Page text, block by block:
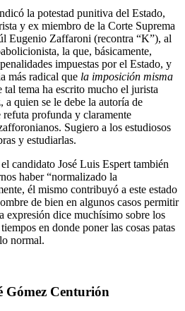
la potestad punitiva del Estado,
y ex miembro de la Corte Suprema
Eugenio Zaffaroni (recontra “K”), al
la que, básicamente,
impuestas por el Estado, y
más radical que la imposición misma
tal tema ha escrito mucho el jurista
quien se le debe la autoría de
profunda y claramente
Sugiero a los estudiosos
y estudiarlas.
candidato José Luis Espert también
haber “normalizado la
él mismo contribuyó a este estado
de bien en algunos casos permitir
expresión dice muchísimo sobre los
en donde poner las cosas patas
normal.
Gómez Centurión